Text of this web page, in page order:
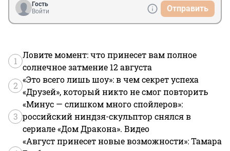
Гость
Войти
Отправить
1
Ловите момент: что принесет вам полное
солнечное затмение 12 августа
2
«Это всего лишь шоу»: в чем секрет успеха
«Друзей», который никто не смог повторить
3
«Минус — слишком много спойлеров»:
российский ниндзя-скульптор снялся в
сериале «Дом Дракона». Видео
«Август принесет новые возможности»: Тамара